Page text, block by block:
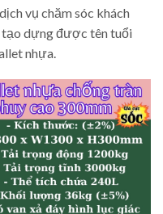
vụ chăm sóc khách
tạo dựng được tên tuổi
nhựa.